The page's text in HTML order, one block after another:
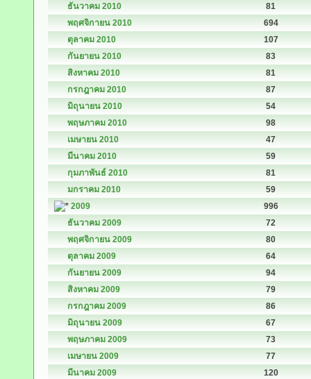
ธันวาคม 2010
81
พฤศจิกายน 2010
694
ตุลาคม 2010
107
กันยายน 2010
83
สิงหาคม 2010
81
กรกฎาคม 2010
87
มิถุนายน 2010
54
พฤษภาคม 2010
98
เมษายน 2010
47
มีนาคม 2010
59
กุมภาพันธ์ 2010
81
มกราคม 2010
59
2009
996
ธันวาคม 2009
72
พฤศจิกายน 2009
80
ตุลาคม 2009
64
กันยายน 2009
94
สิงหาคม 2009
79
กรกฎาคม 2009
86
มิถุนายน 2009
67
พฤษภาคม 2009
73
เมษายน 2009
77
มีนาคม 2009
120